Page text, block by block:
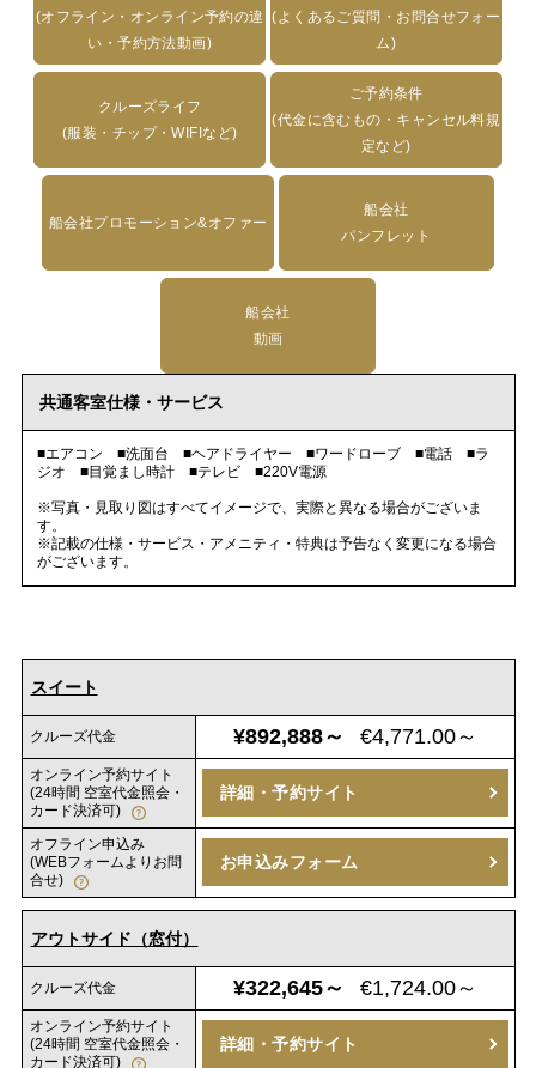
(オフライン・オンライン予約の違
い・予約方法動画)
(よくあるご質問・お問合せフォー
ム)
クルーズライフ
(服装・チップ・WIFIなど)
ご予約条件
(代金に含むもの・キャンセル料規
定など)
船会社プロモーション&オファー
船会社
パンフレット
船会社
動画
共通客室仕様・サービス
■エアコン ■洗面台 ■ヘアドライヤー ■ワードローブ ■電話 ■ラ
ジオ ■目覚まし時計 ■テレビ ■220V電源
※写真・見取り図はすべてイメージで、実際と異なる場合がございま
す。
※記載の仕様・サービス・アメニティ・特典は予告なく変更になる場合
がございます。
スイート
クルーズ代金 ¥892,888～ €4,771.00～
オンライン予約サイト
(24時間 空室代金照会・
カード決済可)
詳細・予約サイト
オフライン申込み
(WEBフォームよりお問
合せ)
お申込みフォーム
アウトサイド（窓付）
クルーズ代金 ¥322,645～ €1,724.00～
オンライン予約サイト
(24時間 空室代金照会・
カード決済可)
詳細・予約サイト